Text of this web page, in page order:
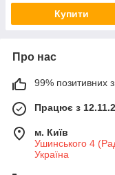
Купити
Про нас
99% позитивних з
Працює з
м. Київ
Ушинського 4
Україна